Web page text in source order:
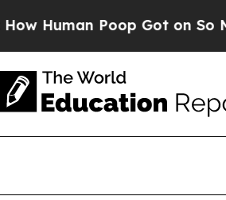
Poop Got on So Much